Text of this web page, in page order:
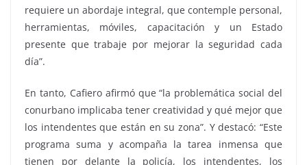
requiere un abordaje integral, que contemple personal,
herramientas, móviles, capacitación y un Estado
presente que trabaje por mejorar la seguridad cada
día”.
En tanto, Cafiero afirmó que “la problemática social del
conurbano implicaba tener creatividad y qué mejor que
los intendentes que están en su zona”. Y destacó: “Este
programa suma y acompaña la tarea inmensa que
tienen por delante la policía, los intendentes, los